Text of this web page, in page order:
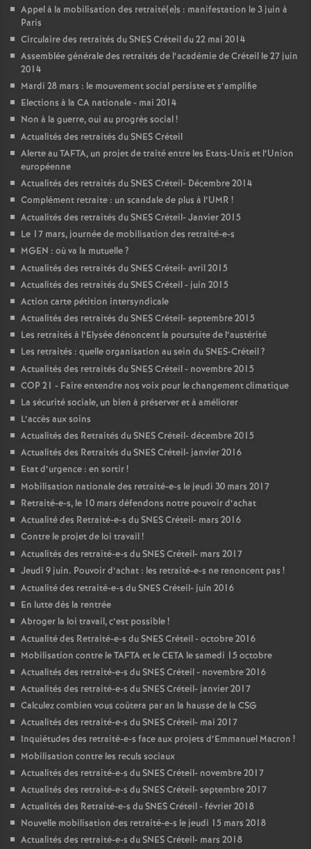
Appel à la mobilisation des retraité(e)s : manifestation le 3 juin à
Paris
Circulaire des retraités duSNESCréteil du 22 mai 2014
Assemblée générale des retraités de l’académie de Créteil le 27 juin
2014
Mardi 28 mars : le mouvement social persiste et s’amplifie
Elections à la CA nationale - mai 2014
Non à la guerre, oui au progrès social!
Actualités des retraités duSNESCréteil
Alerte auTAFTA, un projet de traité entre les Etats-Unis et l’Union
européenne
Actualités des retraités duSNESCréteil- Décembre 2014
Complément retraite : un scandale de plus à l’UMR !
Actualités des retraités duSNESCréteil- Janvier 2015
Le 17 mars, journée de mobilisation des retraité-e-s
MGEN : où va la mutuelle?
Actualités des retraités duSNESCréteil- avril 2015
Actualités des retraités duSNESCréteil - juin 2015
Action carte pétition intersyndicale
Actualités des retraités duSNESCréteil- septembre 2015
Les retraités à l’Elysée dénoncent la poursuite de l’austérité
Les retraités : quelle organisation au sein duSNES-Créteil?
Actualités des retraités duSNESCréteil - novembre 2015
COP21 - Faire entendre nos voix pour le changement climatique
La sécurité sociale, un bien à préserver et à améliorer
L’accès aux soins
Actualités des Retraités duSNESCréteil- décembre 2015
Actualités des Retraités duSNESCréteil- janvier 2016
Etat d’urgence : en sortir!
Mobilisation nationale des retraité-e-s le jeudi 30 mars 2017
Retraité-e-s, le 10 mars défendons notre pouvoir d’achat
Actualité des Retraité-e-s duSNESCréteil- mars 2016
Contre le projet de loi travail!
Actualités des retraité-e-s duSNESCréteil- mars 2017
Jeudi 9 juin. Pouvoir d’achat : les retraité-e-s ne renoncent pas !
Actualité des retraité-e-s duSNESCréteil- juin 2016
En lutte dès la rentrée
Abroger la loi travail, c’est possible!
Actualité des Retraité-e-s duSNESCréteil - octobre 2016
Mobilisation contre leTAFTAet leCETA le samedi 15 octobre
Actualités des retraité-e-s duSNESCréteil - novembre 2016
Actualités des retraité-e-s duSNESCréteil- janvier 2017
Calculez combien vous coûtera par an la hausse de la CSG
Actualités des retraité-e-s duSNESCréteil- mai 2017
Inquiétudes des retraité-e-s face aux projets d’Emmanuel Macron !
Mobilisation contre les reculs sociaux
Actualités des retraité-e-s duSNESCréteil- novembre 2017
Actualités des retraité-e-s duSNESCréteil- septembre 2017
Actualités des Retraité-e-s duSNESCréteil - février 2018
Nouvelle mobilisation des retraité-e-s le jeudi 15 mars 2018
Actualités des retraité-e-s duSNESCréteil- mars 2018